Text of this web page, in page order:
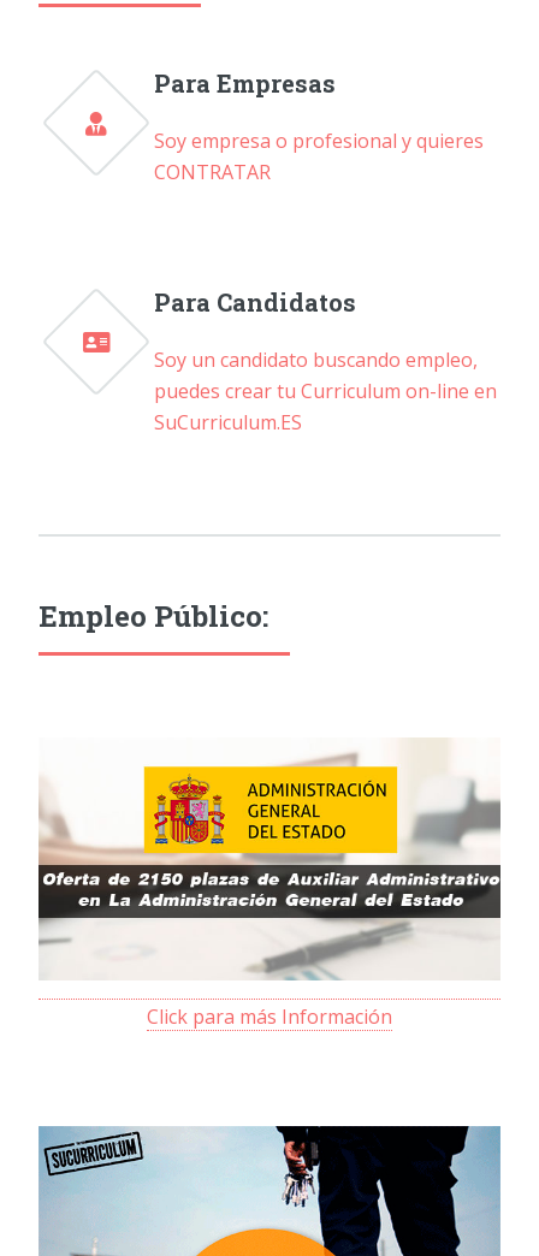
Para Empresas
Soy empresa o profesional y quieres
CONTRATAR
Para Candidatos
Soy un candidato buscando empleo,
puedes crear tu Curriculum on-line en
SuCurriculum.ES
Empleo Público:
Click para más Información